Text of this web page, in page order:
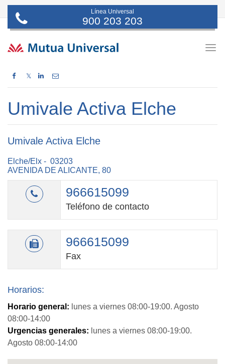
Línea Universal
900 203 203
𝕏
Umivale Activa Elche
Umivale Activa Elche
Elche/Elx - 03203
AVENIDA DE ALICANTE, 80
966615099
Teléfono de contacto
966615099
Fax
Horarios:
Horario general: lunes a viernes 08:00-19:00. Agosto
08:00-14:00
Urgencias generales: lunes a viernes 08:00-19:00.
Agosto 08:00-14:00